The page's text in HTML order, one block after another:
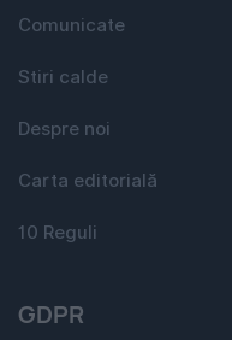
Comunicate
Stiri calde
Despre noi
Carta editorială
10 Reguli
GDPR